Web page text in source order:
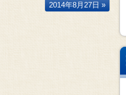
2014年8月27日 »